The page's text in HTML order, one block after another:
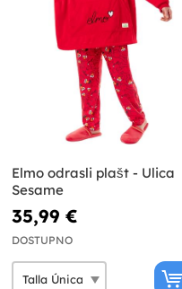
Elmo odrasli plašt - Ulica
Sesame
35,99 €
DOSTUPNO